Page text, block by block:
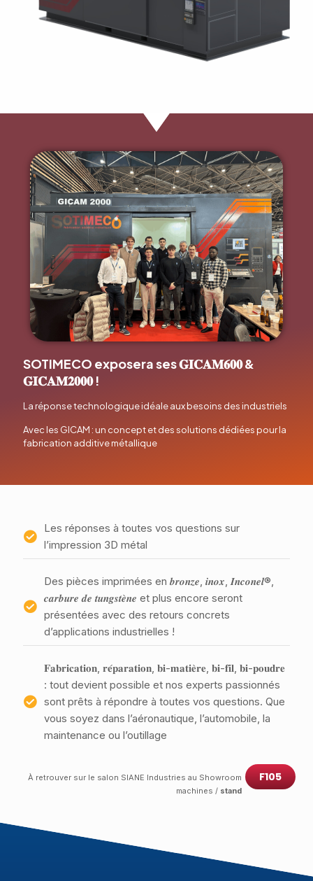
SOTIMECO exposera ses 𝐆𝐈𝐂𝐀𝐌𝟔𝟎𝟎 &
𝐆𝐈𝐂𝐀𝐌𝟐𝟎𝟎𝟎 !
La réponse technologique idéale aux besoins des industriels
Avec les GICAM : un concept et des solutions dédiées pour la
fabrication additive métallique
Les réponses à toutes vos questions sur
l’impression 3D métal
Des pièces imprimées en 𝒃𝒓𝒐𝒏𝒛𝒆, 𝒊𝒏𝒐𝒙, 𝑰𝒏𝒄𝒐𝒏𝒆𝒍®,
𝒄𝒂𝒓𝒃𝒖𝒓𝒆 𝒅𝒆 𝒕𝒖𝒏𝒈𝒔𝒕𝒆̀𝒏𝒆 et plus encore seront
présentées avec des retours concrets
d’applications industrielles !
𝐅𝐚𝐛𝐫𝐢𝐜𝐚𝐭𝐢𝐨𝐧, 𝐫𝐞́𝐩𝐚𝐫𝐚𝐭𝐢𝐨𝐧, 𝐛𝐢-𝐦𝐚𝐭𝐢𝐞̀𝐫𝐞, 𝐛𝐢-𝐟𝐢𝐥, 𝐛𝐢-𝐩𝐨𝐮𝐝𝐫𝐞
: tout devient possible et nos experts passionnés
sont prêts à répondre à toutes vos questions. Que
vous soyez dans l’aéronautique, l’automobile, la
maintenance ou l’outillage
À retrouver sur le salon SIANE Industries au Showroom
machines / stand
F105